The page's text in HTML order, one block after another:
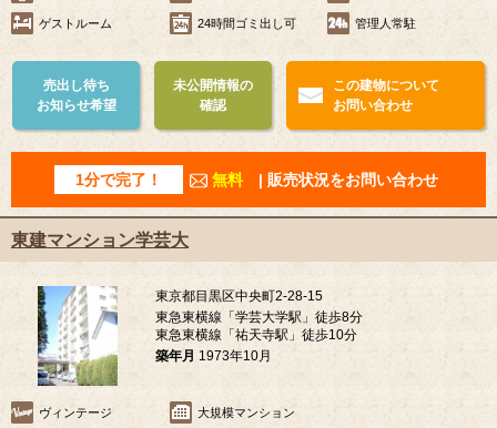
ゲストルーム 24時間ゴミ出し可 管理人常駐
売出し待ち
お知らせ希望
未公開情報の
確認
この建物について
お問い合わせ
1分で完了！ 無料 | 販売状況をお問い合わせ
東建マンション学芸大
東京都目黒区中央町2-28-15
東急東横線「学芸大学駅」徒歩8分
東急東横線「祐天寺駅」徒歩10分
築年月 1973年10月
ヴィンテージ 大規模マンション